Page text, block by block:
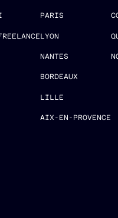
PARIS
LYON
NANTES
BORDEAUX
LILLE
AIX-EN-PROVENCE